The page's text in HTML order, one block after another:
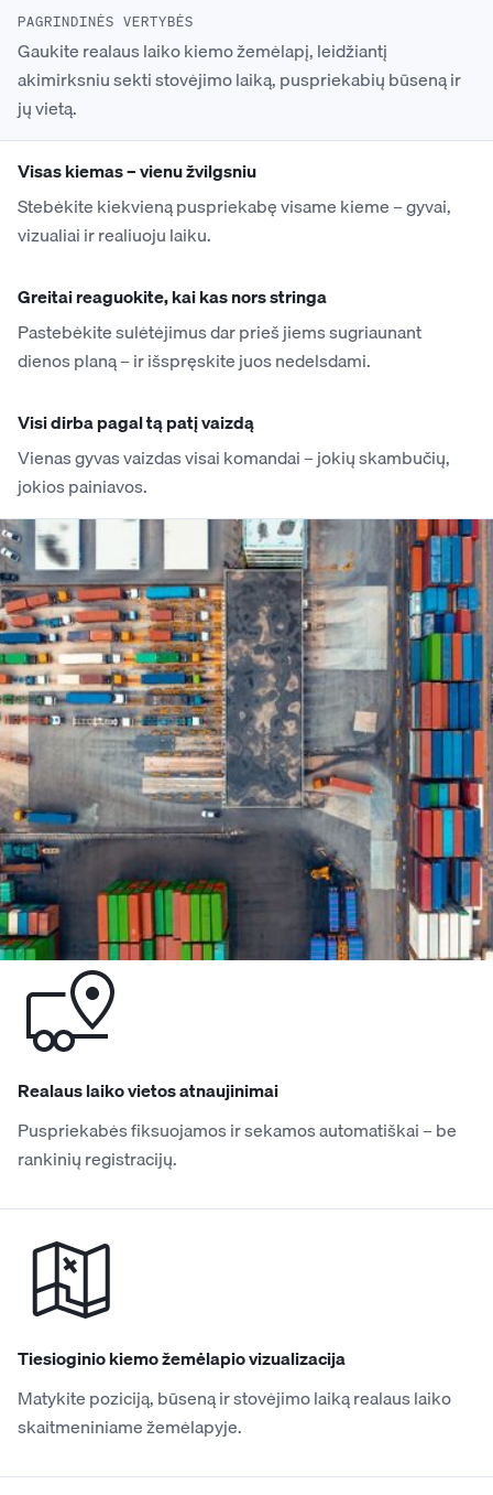
Gaukite realaus laiko kiemo žemėlapį, leidžiantį
akimirksniu sekti stovėjimo laiką, puspriekabių būseną ir
jų vietą.
PAGRINDINĖS VERTYBĖS
Visas kiemas – vienu žvilgsniu
Stebėkite kiekvieną puspriekabę visame kieme – gyvai,
vizualiai ir realiuoju laiku.
Greitai reaguokite, kai kas nors stringa
Pastebėkite sulėtėjimus dar prieš jiems sugriaunant
dienos planą – ir išspręskite juos nedelsdami.
Visi dirba pagal tą patį vaizdą
Vienas gyvas vaizdas visai komandai – jokių skambučių,
jokios painiavos.
Tiesioginis pozicionavimas, būsenų filtrai ir išmanūs
pranešimai leidžia stebėti ir veikti nevaikštant po kiemą.
KAIP TAI VEIKIA
Realaus laiko vietos atnaujinimai
Puspriekabės fiksuojamos ir sekamos automatiškai – be
rankinių registracijų.
Tiesioginio kiemo žemėlapio vizualizacija
Matykite poziciją, būseną ir stovėjimo laiką realaus laiko
skaitmeniniame žemėlapyje.